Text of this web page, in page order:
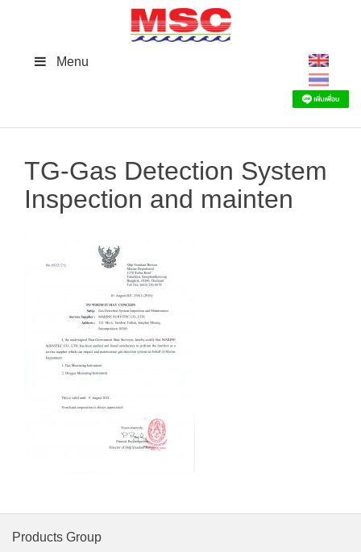
Menu
TG-Gas Detection System
Inspection and mainten
Products Group